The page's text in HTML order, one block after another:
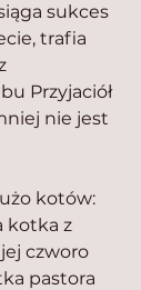
sukces
trafia
Przyjaciół
nie jest
kotów:
kotka z
czworo
pastora